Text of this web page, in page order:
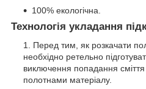
100% екологічна.
Технологія укладання
Перед тим, як розкачати
необхідно ретельно
виключення попадання сміття
полотнами матеріалу.